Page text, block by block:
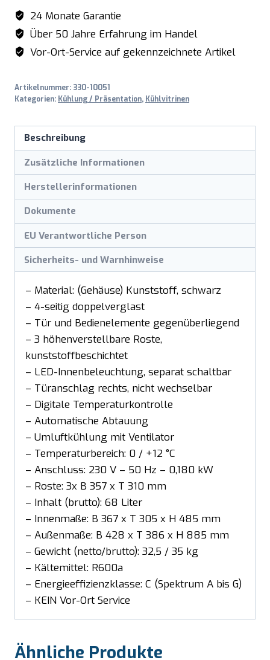
Liter,
Modell
SC
70
Menge
24 Monate Garantie
Über 50 Jahre Erfahrung im Handel
Vor-Ort-Service auf gekennzeichnete Artikel
Artikelnummer: 330-10051
Kategorien: Kühlung / Präsentation, Kühlvitrinen
Beschreibung
Zusätzliche Informationen
Herstellerinformationen
Dokumente
EU Verantwortliche Person
Sicherheits- und Warnhinweise
– Material: (Gehäuse) Kunststoff, schwarz
– 4-seitig doppelverglast
– Tür und Bedienelemente gegenüberliegend
– 3 höhenverstellbare Roste,
kunststoffbeschichtet
– LED-Innenbeleuchtung, separat schaltbar
– Türanschlag rechts, nicht wechselbar
– Digitale Temperaturkontrolle
– Automatische Abtauung
– Umluftkühlung mit Ventilator
– Temperaturbereich: 0 / +12 °C
– Anschluss: 230 V – 50 Hz – 0,180 kW
– Roste: 3x B 357 x T 310 mm
– Inhalt (brutto): 68 Liter
– Innenmaße: B 367 x T 305 x H 485 mm
– Außenmaße: B 428 x T 386 x H 885 mm
– Gewicht (netto/brutto): 32,5 / 35 kg
– Kältemittel: R600a
– Energieeffizienzklasse: C (Spektrum A bis G)
– KEIN Vor-Ort Service
Ähnliche Produkte